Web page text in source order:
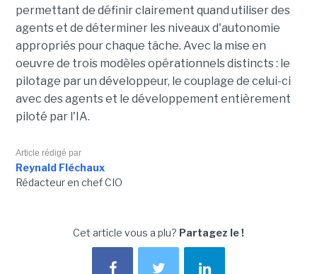
permettant de définir clairement quand utiliser des
agents et de déterminer les niveaux d'autonomie
appropriés pour chaque tâche. Avec la mise en
oeuvre de trois modèles opérationnels distincts : le
pilotage par un développeur, le couplage de celui-ci
avec des agents et le développement entièrement
piloté par l'IA.
Article rédigé par
Reynald Fléchaux
Rédacteur en chef CIO
Cet article vous a plu? Partagez le !